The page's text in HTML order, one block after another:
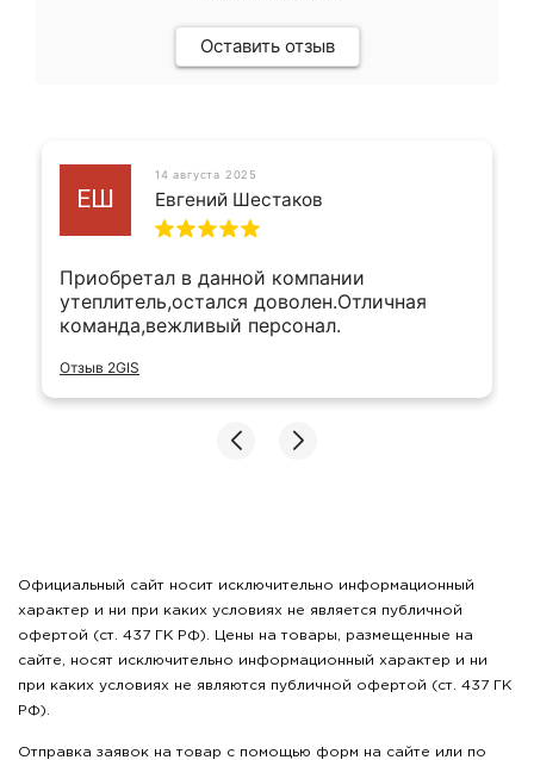
Оставить отзыв
ЕШ
14 августа 2025
Евгений Шестаков
Приобретал в данной компании
утеплитель,остался доволен.Отличная
команда,вежливый персонал.
Отзыв 2GIS
Официальный сайт носит исключительно информационный
характер и ни при каких условиях не является публичной
офертой (ст. 437 ГК РФ). Цены на товары, размещенные на
сайте, носят исключительно информационный характер и ни
при каких условиях не являются публичной офертой (ст. 437 ГК
РФ).
Отправка заявок на товар с помощью форм на сайте или по